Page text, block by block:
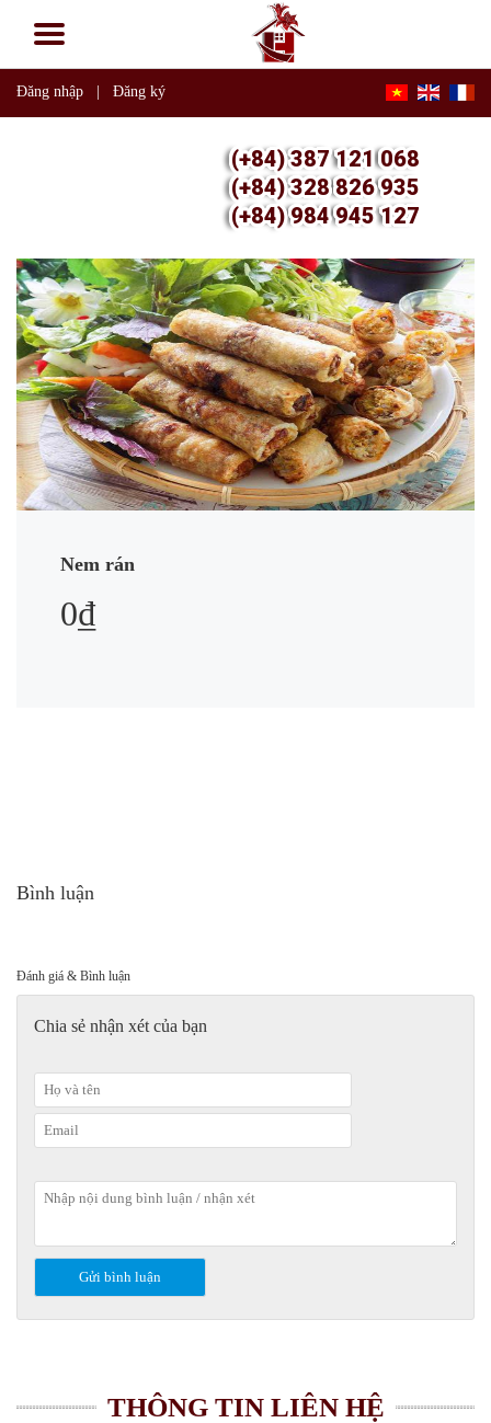
Đăng nhập Đăng ký
(+84) 387 121 068
(+84) 328 826 935
(+84) 984 945 127
Nem rán
0₫
Bình luận
Đánh giá & Bình luận
Chia sẻ nhận xét của bạn
THÔNG TIN LIÊN HỆ